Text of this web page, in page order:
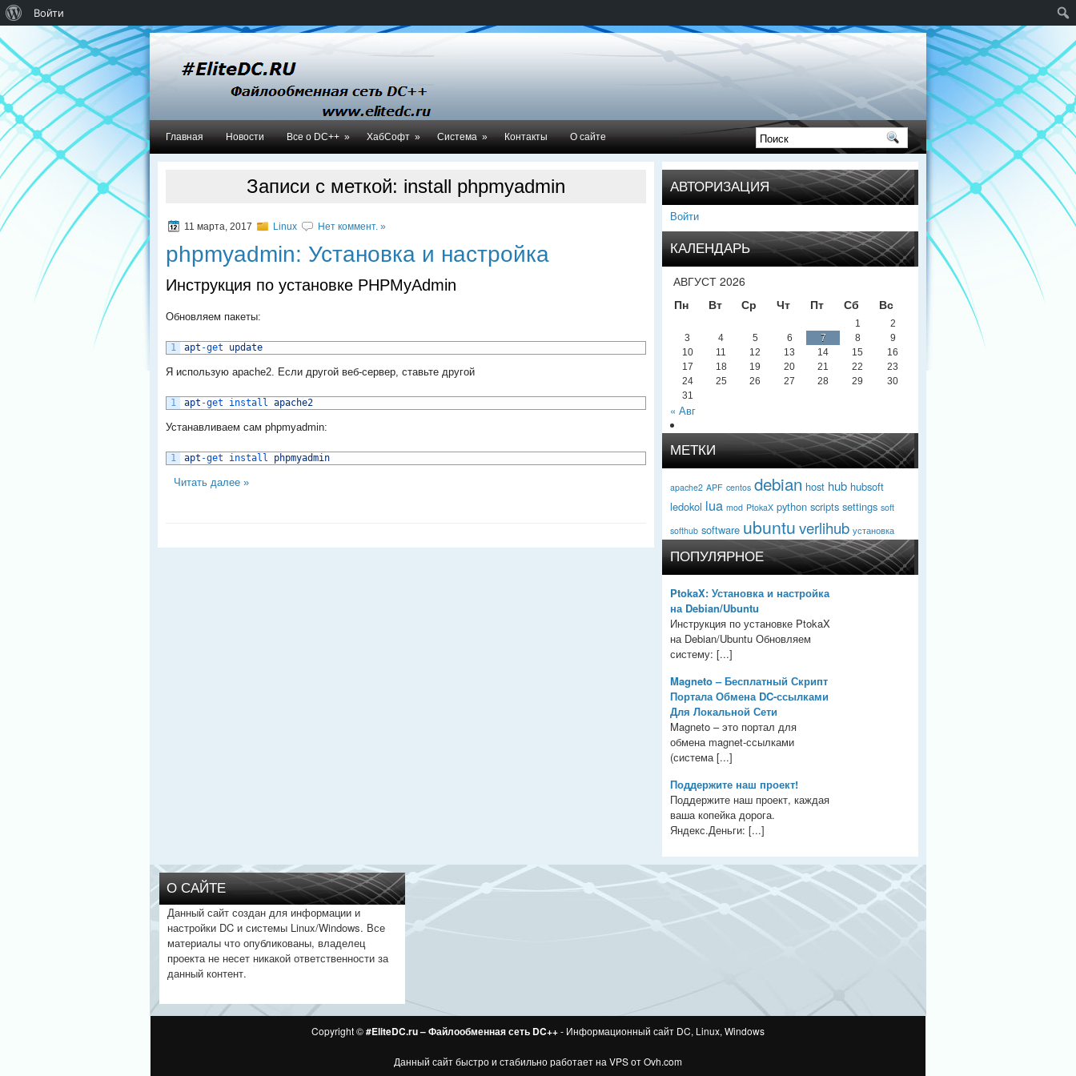
Главная Новости Все о DC++ » ХабСофт » Система » Контакты О сайте
Записи с меткой: install phpmyadmin
11 марта, 2017 Linux Нет коммент. »
phpmyadmin: Установка и настройка
Инструкция по установке PHPMyAdmin
Обновляем пакеты:
1 apt -get update
Я использую apache2. Если другой веб-сервер, ставьте другой
1 apt -get install apache2
Устанавливаем сам phpmyadmin:
1 apt -get install phpmyadmin
Читать далее »
АВТОРИЗАЦИЯ
Войти
КАЛЕНДАРЬ
АВГУСТ 2026
Пн
Вт Ср Чт Пт Сб Вс
1
2
3
4 5 6 7 8
9
10
11 12 13 14 15
16
17
18 19 20 21 22
23
24
25 26 27 28 29
30
31
« Авг
МЕТКИ
apache2 APF centos debian host hub hubsoft
ledokol lua mod PtokaX python scripts settings soft
softhub software ubuntuverlihub установка
ПОПУЛЯРНОЕ
PtokaX: Установка и настройка
на Debian/Ubuntu
Инструкция по установке PtokaX
на Debian/Ubuntu Обновляем
систему: [...]
Magneto – Бесплатный Скрипт
Портала Обмена DC-ссылками
Для Локальной Сети
Magneto – это портал для
обмена magnet-ссылками
(система [...]
Поддержите наш проект!
Поддержите наш проект, каждая
ваша копейка дорога.
Яндекс.Деньги: [...]
О САЙТЕ
Данный сайт создан для информации и
настройки DC и системы Linux/Windows. Все
материалы что опубликованы, владелец
проекта не несет никакой ответственности за
данный контент.
Copyright ©#EliteDC.ru – Файлообменная сеть DC++- Информационный сайт DC, Linux, Windows
Данный сайт быстро и стабильно работает на VPS отOvh.com
WordPress
Войти